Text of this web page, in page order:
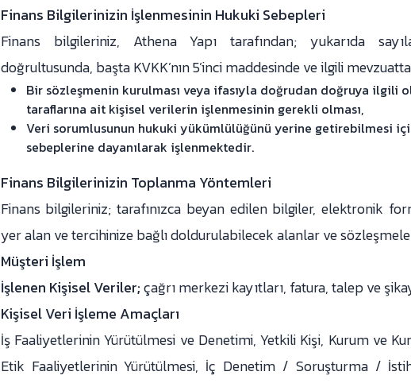
Finans Bilgilerinizin İşlenmesinin Hukuki Sebepleri
Finans bilgileriniz, Athena Yapı tarafından; yukarıda
doğrultusunda, başta KVKK’nın 5’inci maddesinde ve ilgili
Bir sözleşmenin kurulması veya ifasıyla doğrudan doğruya ilgili
taraflarına ait kişisel verilerin işlenmesinin gerekli olması,
Veri sorumlusunun hukuki yükümlülüğünü yerine getirebilmesi
sebeplerine dayanılarak işlenmektedir.
Finans Bilgilerinizin Toplanma Yöntemleri
Finans bilgileriniz; tarafınızca beyan edilen bilgiler, elektronik
yer alan ve tercihinize bağlı doldurulabilecek alanlar ve
Müşteri İşlem
İşlenen Kişisel Veriler;çağrı merkezi kayıtları, fatura, talep ve
Kişisel Veri İşleme Amaçları
İş Faaliyetlerinin Yürütülmesi ve Denetimi, Yetkili Kişi, Kurum ve
Etik Faaliyetlerinin Yürütülmesi, İç Denetim / Soruşturma /